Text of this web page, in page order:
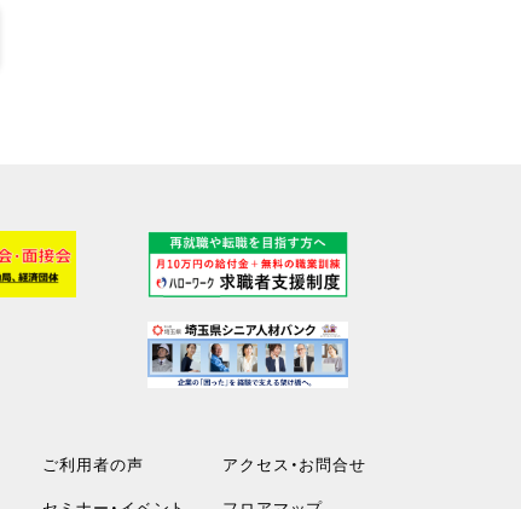
ご利用者の声
アクセス・お問合せ